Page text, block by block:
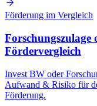
Förderung im Vergleich
Forschungszulage
Fördervergleich
Invest BW oder
Aufwand & Risiko für
Förderung.